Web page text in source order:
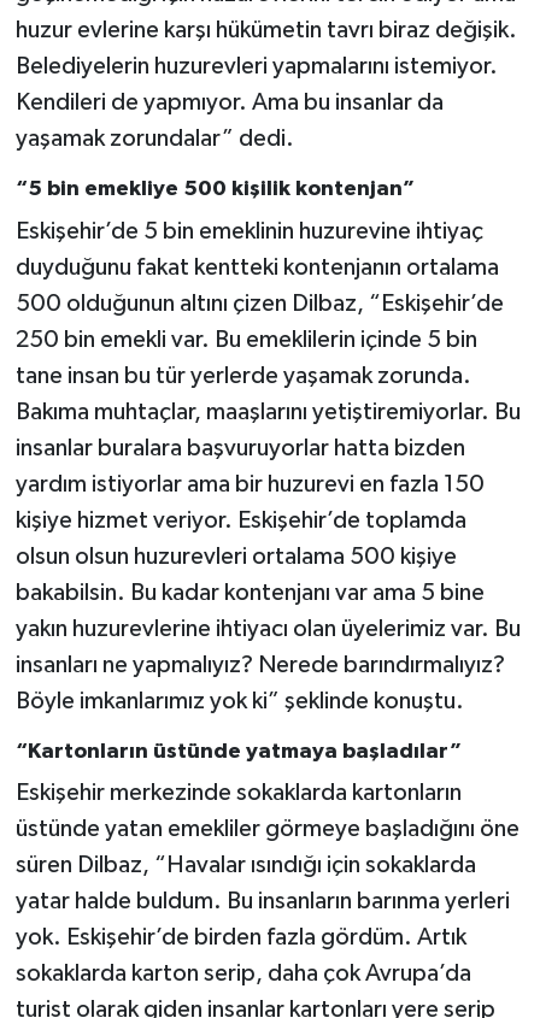
huzur evlerine karşı hükümetin tavrı biraz değişik.
Belediyelerin huzurevleri yapmalarını istemiyor.
Kendileri de yapmıyor. Ama bu insanlar da
yaşamak zorundalar” dedi.
“5 bin emekliye 500 kişilik kontenjan”
Eskişehir’de 5 bin emeklinin huzurevine ihtiyaç
duyduğunu fakat kentteki kontenjanın ortalama
500 olduğunun altını çizen Dilbaz, “Eskişehir’de
250 bin emekli var. Bu emeklilerin içinde 5 bin
tane insan bu tür yerlerde yaşamak zorunda.
Bakıma muhtaçlar, maaşlarını yetiştiremiyorlar. Bu
insanlar buralara başvuruyorlar hatta bizden
yardım istiyorlar ama bir huzurevi en fazla 150
kişiye hizmet veriyor. Eskişehir’de toplamda
olsun olsun huzurevleri ortalama 500 kişiye
bakabilsin. Bu kadar kontenjanı var ama 5 bine
yakın huzurevlerine ihtiyacı olan üyelerimiz var. Bu
insanları ne yapmalıyız? Nerede barındırmalıyız?
Böyle imkanlarımız yok ki” şeklinde konuştu.
“Kartonların üstünde yatmaya başladılar”
Eskişehir merkezinde sokaklarda kartonların
üstünde yatan emekliler görmeye başladığını öne
süren Dilbaz, “Havalar ısındığı için sokaklarda
yatar halde buldum. Bu insanların barınma yerleri
yok. Eskişehir’de birden fazla gördüm. Artık
sokaklarda karton serip, daha çok Avrupa’da
turist olarak giden insanlar kartonları yere serip